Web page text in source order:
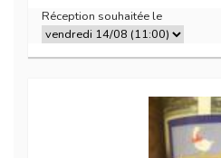
Réception souhaitée le